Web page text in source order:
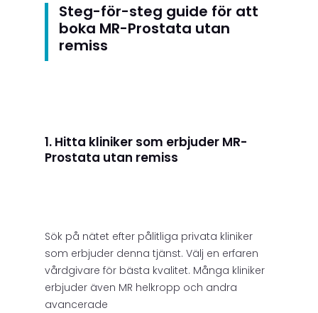
Steg-för-steg guide för att
boka MR-Prostata utan
remiss
1. Hitta kliniker som erbjuder MR-
Prostata utan remiss
Sök på nätet efter pålitliga privata kliniker
som erbjuder denna tjänst. Välj en erfaren
vårdgivare för bästa kvalitet. Många kliniker
erbjuder även MR helkropp och andra
avancerade